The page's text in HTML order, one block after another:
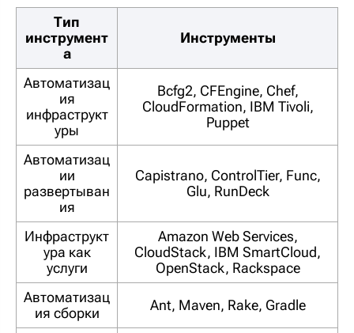
Тип
инструмент
а
Инструменты
Автоматизац
ия
инфраструкт
уры
Bcfg2, CFEngine, Chef,
CloudFormation, IBM Tivoli,
Puppet
Автоматизац
ии
развертыван
ия
Capistrano, ControlTier, Func,
Glu, RunDeck
Инфраструкт
ура как
услуги
Amazon Web Services,
CloudStack, IBM SmartCloud,
OpenStack, Rackspace
Автоматизац
ия сборки
Ant, Maven, Rake, Gradle